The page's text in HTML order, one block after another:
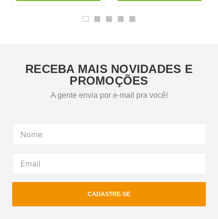
RECEBA MAIS NOVIDADES E
PROMOÇÕES
A gente envia por e-mail pra você!
CADASTRE-SE